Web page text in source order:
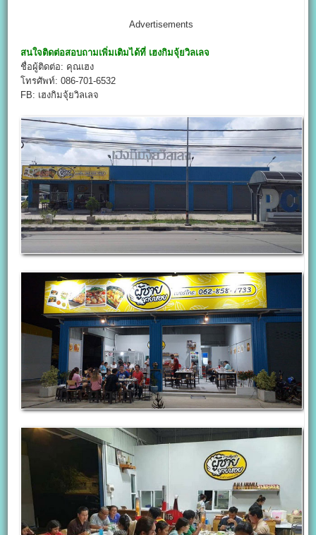
Advertisements
สนใจติดต่อสอบถามเพิ่มเติมได้ที่ เฮงกิมจุ้ยวิลเลจ
ชื่อผู้ติดต่อ: คุณเฮง
โทรศัพท์: 086-701-6532
FB: เฮงกิมจุ้ยวิลเลจ